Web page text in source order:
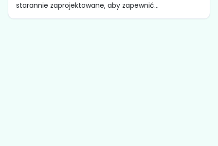
starannie zaprojektowane, aby zapewnić...